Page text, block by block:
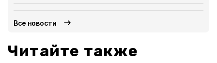
Все новости
Читайте также